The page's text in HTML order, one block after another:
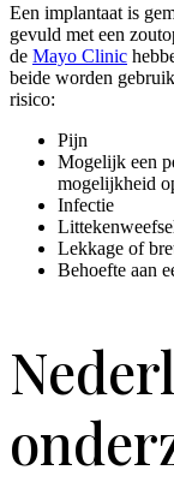
Een implantaat is
gevuld met een
de Mayo Clinic
beide worden
risico:
Pijn
Mogelijk een
mogelijkheid
Infectie
Lekkage of
Behoefte aan